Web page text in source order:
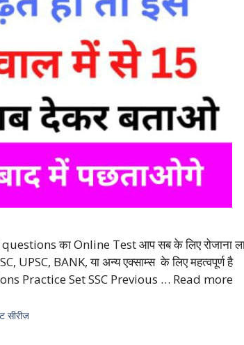
का Online Test आप सब के लिए रोजाना
UPSC, BANK, या अन्य एक्साम्स के लिए महत्वपूर्ण है
Practice Set SSC Previous … Read more
सीरीज